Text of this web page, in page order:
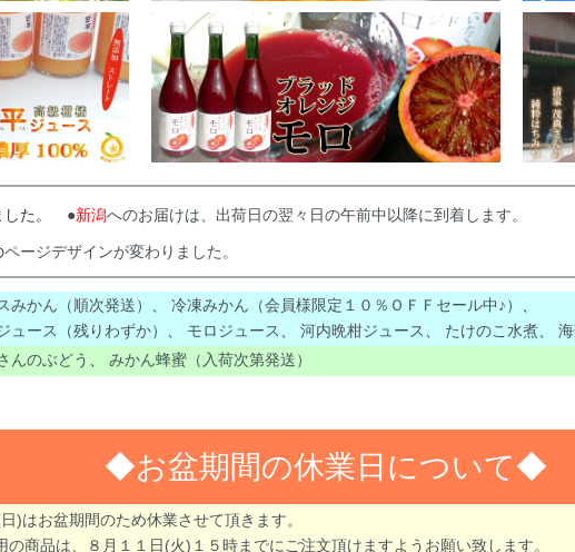
た。 ●新潟へのお届けは、出荷日の翌々日の午前中以降に到着します。
ページデザインが変わりました。
みかん（順次発送） 、 冷凍みかん（会員様限定１０％ＯＦＦセール中♪） 、
ュース（残りわずか） 、 モロジュース、 河内晩柑ジュース、 たけのこ水煮、
んのぶどう 、 みかん蜂蜜（入荷次第発送）
◆お盆期間の休業日について
)はお盆期間のため休業させて頂きます。
品は、８月１１日(火)１５時までにご注文頂けますようお願い致します。